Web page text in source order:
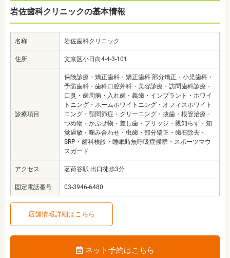
岩佐歯科クリニックの基本情報
名称 岩佐歯科クリニック
住所 文京区小日向4-4-3-101
診療項目
保険診療・矯正歯科・矯正歯科 部分矯正・小児歯科・
予防歯科・歯科口腔外科・美容診療・訪問歯科診療・
口臭・歯周病・入れ歯・義歯・インプラント・ホワイ
トニング・ホームホワイトニング・オフィスホワイト
ニング・顎関節症・クリーニング・抜歯・根管治療・
つめ物・かぶせ物・差し歯・ブリッジ・親知らず・知
覚過敏・噛み合わせ・虫歯・部分矯正・歯石除去・
SRP・歯科検診・睡眠時無呼吸症候群・スポーツマウ
スガード
アクセス 茗荷谷駅 出口徒歩3分
固定電話番号 03-3946-6480
店舗情報詳細はこちら
ネット予約はこちら